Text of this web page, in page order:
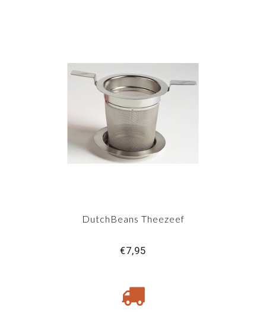
DutchBeans Theezeef
€7,95